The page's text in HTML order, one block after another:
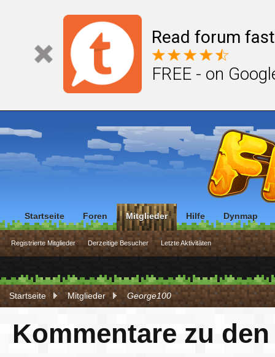
Read forum
FREE - on
Startseite Mitglieder George100
Kommentare zu
Startseite Foren Mitglieder
Registrierte Mitglieder Derzeitige Besucher Letzte Aktivitäten
Hilfe Dynmap